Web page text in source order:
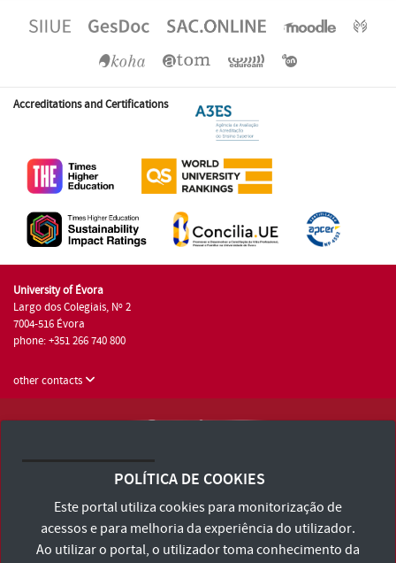
Accreditations and Certifications
University of Évora
Largo dos Colegiais, Nº 2
7004-516 Évora
phone: +351 266 740 800
other contacts
Terms and Conditions and Privacy Policy
Accessibility Statement
POLÍTICA DE COOKIES
Este portal utiliza cookies para monitorização de
acessos e para melhoria da experiência do utilizador.
Ao utilizar o portal, o utilizador toma conhecimento da